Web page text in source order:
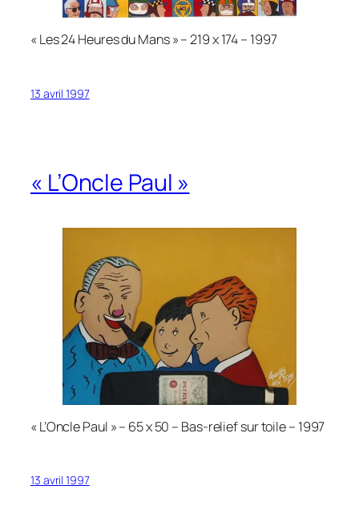
« Les 24 Heures du Mans » – 219 x 174 – 1997
13 avril 1997
« L’Oncle Paul »
« L’Oncle Paul » – 65 x 50 – Bas-relief sur toile – 1997
13 avril 1997